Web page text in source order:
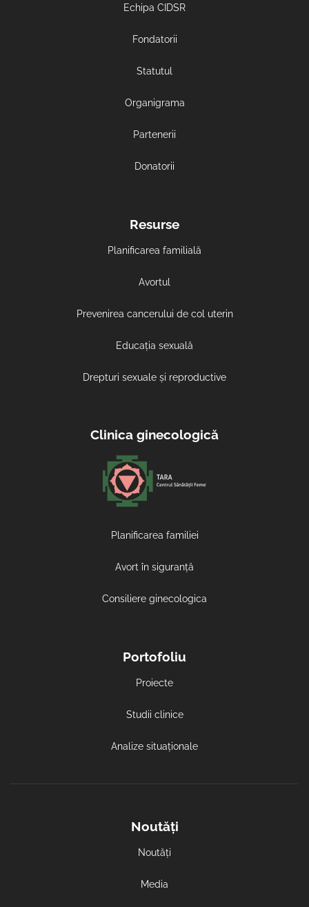
Echipa CIDSR
Fondatorii
Statutul
Organigrama
Partenerii
Donatorii
Resurse
Planificarea familială
Avortul
Prevenirea cancerului de col uterin
Educația sexuală
Drepturi sexuale și reproductive
Clinica ginecologică
Planificarea familiei
Avort în siguranță
Consiliere ginecologica
Portofoliu
Proiecte
Studii clinice
Analize situaționale
Noutăți
Noutăți
Media